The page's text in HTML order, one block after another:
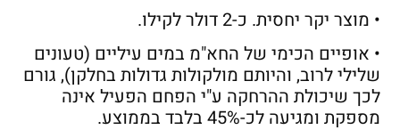
• מוצר יקר יחסית. כ-2 דולר לקילו.
• אופיים הכימי של החא"מ במים עיליים (טעונים
שלילי לרוב, והיותם מולקולות גדולות בחלקן), גורם
לכך שיכולת ההרחקה ע"י הפחם הפעיל אינה
מספקת ומגיעה לכ-45% בלבד בממוצע.